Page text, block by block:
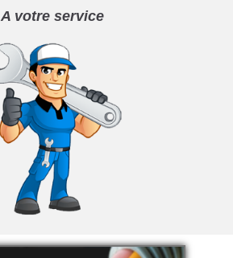
A votre service